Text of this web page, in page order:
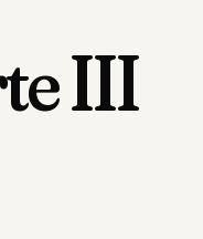
III